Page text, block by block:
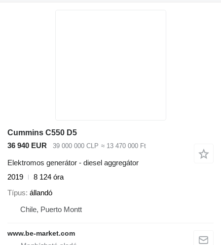
Cummins C550 D5
36 940 EUR
39 000 000 CLP ≈ 13 470 000 Ft
Elektromos generátor - diesel aggregátor
2019
8 124 óra
Típus állandó
Chile, Puerto Montt
www.be-market.com